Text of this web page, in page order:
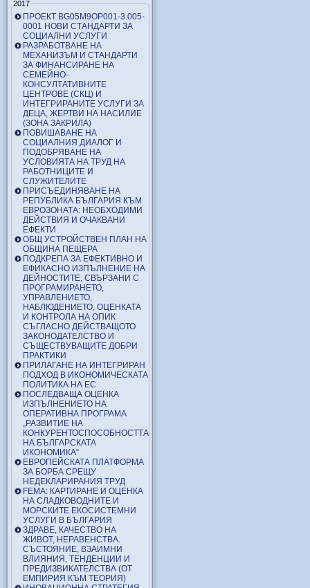
2017
ПРОЕКТ BG05M9OP001-3.005-
0001 НОВИ СТАНДАРТИ ЗА
СОЦИАЛНИ УСЛУГИ
РАЗРАБОТВАНЕ НА
МЕХАНИЗЪМ И СТАНДАРТИ
ЗА ФИНАНСИРАНЕ НА
СЕМЕЙНО-
КОНСУЛТАТИВНИТЕ
ЦЕНТРОВЕ (СКЦ) И
ИНТЕГРИРАНИТЕ УСЛУГИ ЗА
ДЕЦА, ЖЕРТВИ НА НАСИЛИЕ
(ЗОНА ЗАКРИЛА)
ПОВИШАВАНЕ НА
СОЦИАЛНИЯ ДИАЛОГ И
ПОДОБРЯВАНЕ НА
УСЛОВИЯТА НА ТРУД НА
РАБОТНИЦИТЕ И
СЛУЖИТЕЛИТЕ
ПРИСЪЕДИНЯВАНЕ НА
РЕПУБЛИКА БЪЛГАРИЯ КЪМ
ЕВРОЗОНАТА: НЕОБХОДИМИ
ДЕЙСТВИЯ И ОЧАКВАНИ
ЕФЕКТИ
ОБЩ УСТРОЙСТВЕН ПЛАН НА
ОБЩИНА ПЕЩЕРА
ПОДКРЕПА ЗА ЕФЕКТИВНО И
ЕФИКАСНО ИЗПЪЛНЕНИЕ НА
ДЕЙНОСТИТЕ, СВЪРЗАНИ С
ПРОГРАМИРАНЕТО,
УПРАВЛЕНИЕТО,
НАБЛЮДЕНИЕТО, ОЦЕНКАТА
И КОНТРОЛА НА ОПИК
СЪГЛАСНО ДЕЙСТВАЩОТО
ЗАКОНОДАТЕЛСТВО И
СЪЩЕСТВУВАЩИТЕ ДОБРИ
ПРАКТИКИ
ПРИЛАГАНЕ НА ИНТЕГРИРАН
ПОДХОД В ИКОНОМИЧЕСКАТА
ПОЛИТИКА НА ЕС
ПОСЛЕДВАЩА ОЦЕНКА
ИЗПЪЛНЕНИЕТО НА
ОПЕРАТИВНА ПРОГРАМА
„РАЗВИТИЕ НА
КОНКУРЕНТОСПОСОБНОСТТА
НА БЪЛГАРСКАТА
ИКОНОМИКА“
ЕВРОПЕЙСКАТА ПЛАТФОРМА
ЗА БОРБА СРЕЩУ
НЕДЕКЛАРИРАНИЯ ТРУД
FEMA: КАРТИРАНЕ И ОЦЕНКА
НА СЛАДКОВОДНИТЕ И
МОРСКИТЕ ЕКОСИСТЕМНИ
УСЛУГИ В БЪЛГАРИЯ
ЗДРАВЕ, КАЧЕСТВО НА
ЖИВОТ, НЕРАВЕНСТВА.
СЪСТОЯНИЕ, ВЗАИМНИ
ВЛИЯНИЯ, ТЕНДЕНЦИИ И
ПРЕДИЗВИКАТЕЛСТВА (ОТ
ЕМПИРИЯ КЪМ ТЕОРИЯ)